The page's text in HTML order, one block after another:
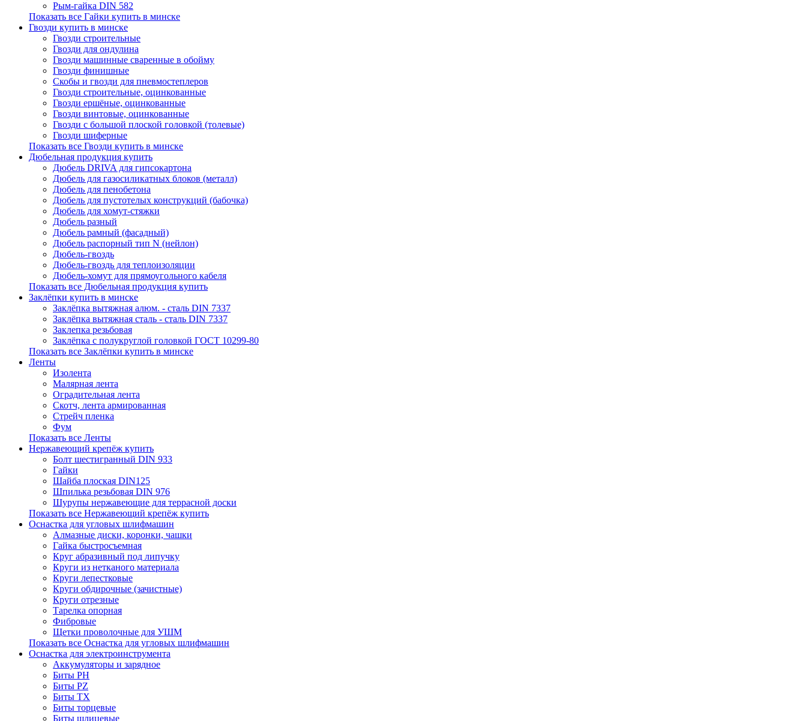
Рым-гайка DIN 582
Показать все Гайки купить в минске
Гвозди купить в минске
Гвозди строительные
Гвозди для ондулина
Гвозди машинные сваренные в обойму
Гвозди финишные
Скобы и гвозди для пневмостеплеров
Гвозди строительные, оцинкованные
Гвозди ершёные, оцинкованные
Гвозди винтовые, оцинкованные
Гвозди с большой плоской головкой (толевые)
Гвозди шиферные
Показать все Гвозди купить в минске
Дюбельная продукция купить
Дюбель DRIVA для гипсокартона
Дюбель для газосиликатных блоков (металл)
Дюбель для пенобетона
Дюбель для пустотелых конструкций (бабочка)
Дюбель для хомут-стяжки
Дюбель разный
Дюбель рамный (фасадный)
Дюбель распорный тип N (нейлон)
Дюбель-гвоздь
Дюбель-гвоздь для теплоизоляции
Дюбель-хомут для прямоугольного кабеля
Показать все Дюбельная продукция купить
Заклёпки купить в минске
Заклёпка вытяжная алюм. - сталь DIN 7337
Заклёпка вытяжная сталь - сталь DIN 7337
Заклепка резьбовая
Заклёпка с полукруглой головкой ГОСТ 10299-80
Показать все Заклёпки купить в минске
Ленты
Изолента
Малярная лента
Оградительная лента
Скотч, лента армированная
Стрейч пленка
Фум
Показать все Ленты
Нержавеющий крепёж купить
Болт шестигранный DIN 933
Гайки
Шайба плоская DIN125
Шпилька резьбовая DIN 976
Шурупы нержавеющие для террасной доски
Показать все Нержавеющий крепёж купить
Оснастка для угловых шлифмашин
Алмазные диски, коронки, чашки
Гайка быстросъемная
Круг абразивный под липучку
Круги из нетканого материала
Круги лепестковые
Круги обдирочные (зачистные)
Круги отрезные
Тарелка опорная
Фибровые
Щетки проволочные для УШМ
Показать все Оснастка для угловых шлифмашин
Оснастка для электроинструмента
Аккумуляторы и зарядное
Биты PH
Биты PZ
Биты TX
Биты торцевые
Биты шлицевые